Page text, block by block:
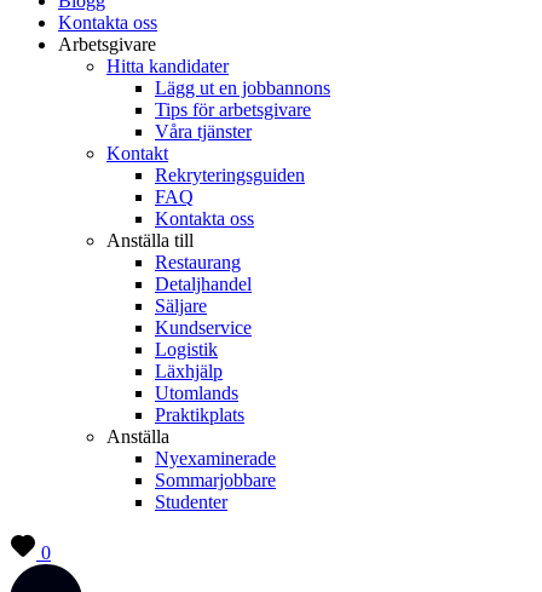
Kontakta oss
Arbetsgivare
Hitta kandidater
Lägg ut en jobbannons
Tips för arbetsgivare
Våra tjänster
Kontakt
Rekryteringsguiden
FAQ
Kontakta oss
Anställa till
Restaurang
Detaljhandel
Säljare
Kundservice
Logistik
Läxhjälp
Utomlands
Praktikplats
Anställa
Nyexaminerade
Sommarjobbare
Studenter
0